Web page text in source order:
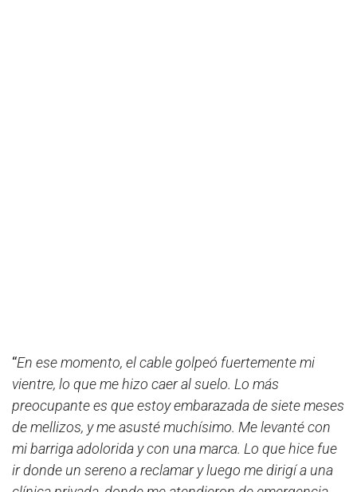
“En ese momento, el cable golpeó fuertemente mi
vientre, lo que me hizo caer al suelo. Lo más
preocupante es que estoy embarazada de siete meses
de mellizos, y me asusté muchísimo. Me levanté con
mi barriga adolorida y con una marca. Lo que hice fue
ir donde un sereno a reclamar y luego me dirigí a una